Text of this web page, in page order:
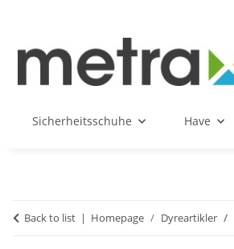
Sicherheitsschuhe Have
Back to list Homepage Dyreartikler